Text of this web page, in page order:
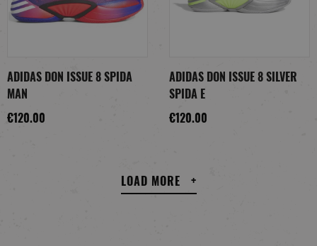
ADIDAS DON ISSUE 8 SPIDA
MAN
€120.00
ADIDAS DON ISSUE 8 SILVER
SPIDA E
€120.00
LOAD MORE